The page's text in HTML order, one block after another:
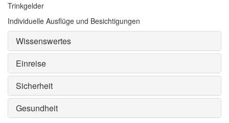
Trinkgelder
Individuelle Ausflüge und Besichtigungen
Wissenswertes
Einreise
Sicherheit
Gesundheit